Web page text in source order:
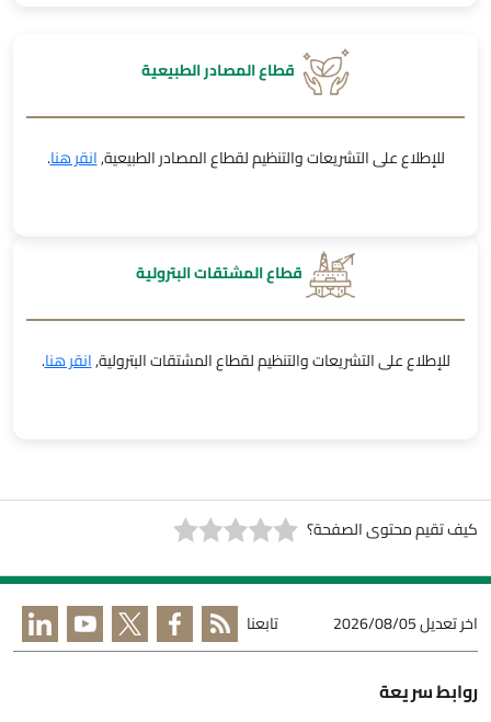
قطاع المصادر الطبيعية
للإطلاع على التشريعات والتنظيم لقطاع المصادر الطبيعية,انقر هنا.
قطاع المشتقات البترولية
للإطلاع على التشريعات والتنظيم لقطاع المشتقات البترولية,انقر هنا.
كيف تقيم محتوى الصفحة؟
اخر تعديل2026/08/05 تابعنا
روابط سريعة